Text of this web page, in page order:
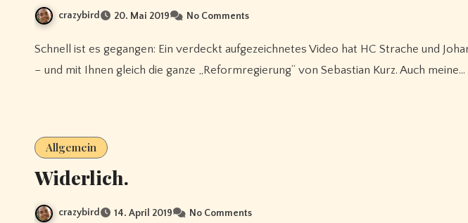
crazybird 20. Mai 2019 No Comments
Schnell ist es gegangen: Ein verdeckt aufgezeichnetes Video hat HC Strache und Johann Gudenus zu Fall gebracht
– und mit Ihnen gleich die ganze „Reformregierung“ von Sebastian Kurz. Auch meine…
Allgemein
Widerlich.
crazybird 14. April 2019 No Comments